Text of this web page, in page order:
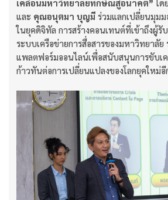
เคลื่อนมหาวิทยาลัยทักษิณสู่อนาคต”โด
และ คุณอนุตมา บุญมี ร่วมแลกเปลี่ยนมุมม
ในยุคดิจิทัล การสร้างคอนเทนต์ที่เข้าถึงผู้
ระบบเครือข่ายการสื่อสารของมหาวิทยาลัย
แพลตฟอร์มออนไลน์เพื่อสนับสนุนการขับเ
ก้าวทันต่อการเปลี่ยนแปลงของโลกยุคใหม่อี